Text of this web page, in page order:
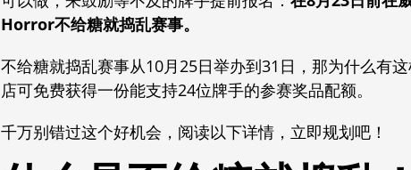
Horror不给糖就捣乱赛事。
不给糖就捣乱赛事从10月25日举办到31日，那为什么有
店可免费获得一份能支持24位牌手的参赛奖品配额。
千万别错过这个好机会，阅读以下详情，立即规划吧！